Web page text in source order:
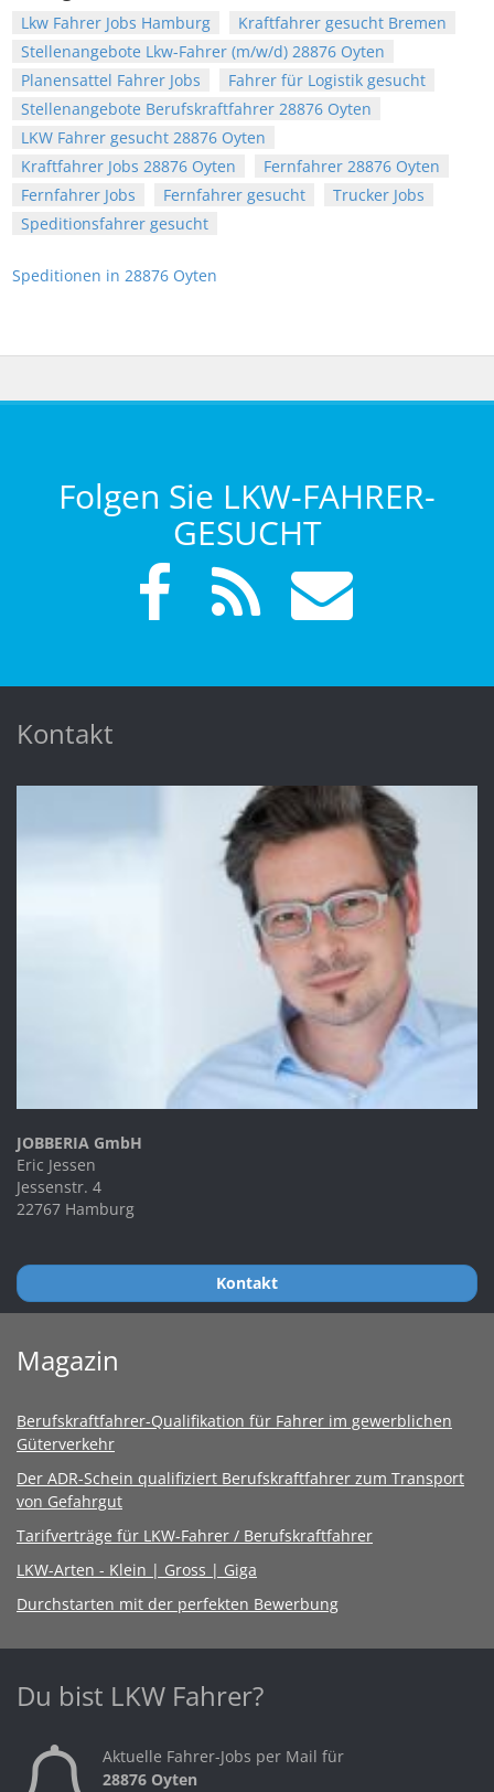
Lkw Fahrer Jobs Hamburg
Kraftfahrer gesucht Bremen
Stellenangebote Lkw-Fahrer (m/w/d) 28876 Oyten
Planensattel Fahrer Jobs
Fahrer für Logistik gesucht
Stellenangebote Berufskraftfahrer 28876 Oyten
LKW Fahrer gesucht 28876 Oyten
Kraftfahrer Jobs 28876 Oyten
Fernfahrer 28876 Oyten
Fernfahrer Jobs
Fernfahrer gesucht
Trucker Jobs
Speditionsfahrer gesucht
Speditionen in 28876 Oyten
Folgen Sie LKW-FAHRER-
GESUCHT
Kontakt
JOBBERIA GmbH
Eric Jessen
Jessenstr. 4
22767 Hamburg
Kontakt
Magazin
Berufskraftfahrer-Qualifikation für Fahrer im gewerblichen
Güterverkehr
Der ADR-Schein qualifiziert Berufskraftfahrer zum Transport
von Gefahrgut
Tarifverträge für LKW-Fahrer / Berufskraftfahrer
LKW-Arten - Klein | Gross | Giga
Durchstarten mit der perfekten Bewerbung
Du bist LKW Fahrer?
Aktuelle Fahrer-Jobs per Mail für
28876 Oyten